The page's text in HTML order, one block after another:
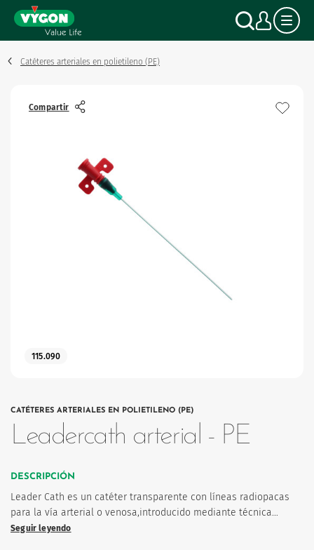
Panel de gestión de cookies
contenido
principal
Buscar
Mi
Catéteres arteriales en polietileno (PE)
Compartir
115.090
CATÉTERES ARTERIALES EN POLIETILENO (PE)
Leadercath arterial - PE
DESCRIPCIÓN
Leader Cath es un catéter transparente con líneas radiopacas
para la vía arterial o venosa,introducido mediante técnica…
Seguir leyendo